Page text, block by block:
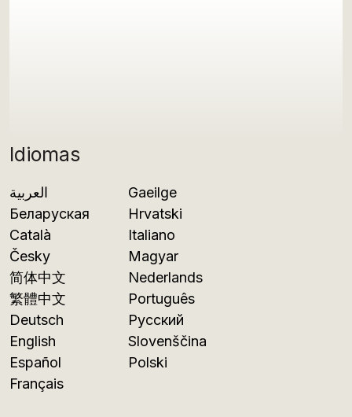
Idiomas
العربية
Беларуская
Català
Česky
简体中文
繁體中文
Deutsch
English
Español
Français
Gaeilge
Hrvatski
Italiano
Magyar
Nederlands
Português
Русский
Slovenščina
Polski